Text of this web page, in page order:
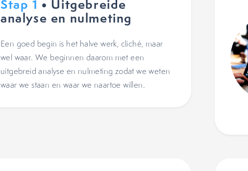
Stap 1 • Uitgebreide
analyse en nulmeting
Een goed begin is het halve werk, cliché, maar
wel waar. We beginnen daarom met een
uitgebreid analyse en nulmeting zodat we weten
waar we staan en waar we naartoe willen.